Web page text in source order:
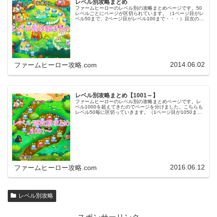
レベル別攻略まとめ
ファームヒーローのレベル別の攻略まとめページです。50
レベルごとにページが区切られています。（1ページ目がレ
ベル50まで、2ページ目がレベル100まで・・・）目次のリ
ファームヒーロー攻略.com 2014.06.02
レベル別攻略まとめ【1001～】
ファームヒーローのレベル別の攻略まとめページです。レ
ベル1000を超えてきたのでページを分けました。こちらも
レベル50毎に区切っていきます。（1ページ目が1050ま
ファームヒーロー攻略.com 2016.06.12
レベル別攻略